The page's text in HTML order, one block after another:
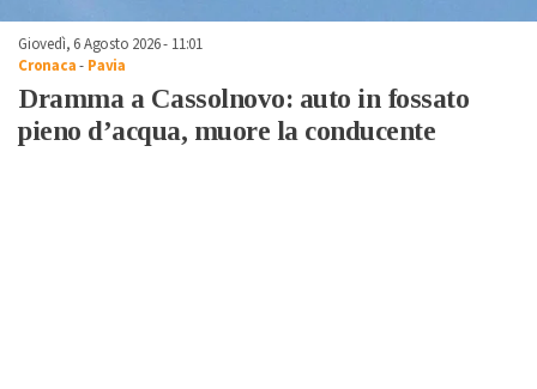
Giovedì, 6 Agosto 2026 - 11:01
Cronaca- Pavia
Dramma a Cassolnovo: auto in fossato
pieno d’acqua, muore la conducente